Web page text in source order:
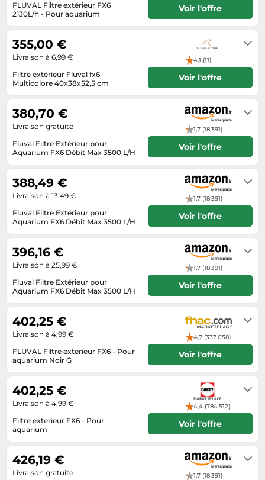
Taille-haies
Textiles de maison
Tondeuses
Tuyaux d'arrosage
Éclairage
Éviers
Informatique
Jeux électroniques
Lave-linge
Machines à coudre
Montres connectées
Objectifs photo
Ordinateurs portables
Photo
Reflex numériques
Réfrigérateurs
Sèche-linge
Tablettes tactiles
Tondeuses cheveux & barbe
Téléphonie
Téléviseurs
Télévision & vidéo
Vélos
Vêtements de sport
Équipement outdoor
FLUVAL Filtre extérieur FX6
2130L/h - Pour aquarium
Voir l'offre
Filtre extérieur Fluval fx6
Multicolore 40x38x52,5 cm
4,1 (11)
355,00 €
Livraison à 6,99 €
Voir l'offre
Fluval Filtre Extérieur pour
Aquarium FX6 Débit Max 3500 L/H
1,7 (18 391)
380,70 €
Livraison gratuite
Voir l'offre
Fluval Filtre Extérieur pour
Aquarium FX6 Débit Max 3500 L/H
1,7 (18 391)
388,49 €
Livraison à 13,49 €
Voir l'offre
Fluval Filtre Extérieur pour
Aquarium FX6 Débit Max 3500 L/H
1,7 (18 391)
396,16 €
Livraison à 25,99 €
Voir l'offre
FLUVAL Filtre exterieur FX6 - Pour
aquarium Noir G
4,7 (337 058)
402,25 €
Livraison à 4,99 €
Voir l'offre
Filtre exterieur FX6 - Pour
aquarium
4,4 (784 512)
402,25 €
Livraison à 4,99 €
Voir l'offre
1,7 (18 391)
426,19 €
Livraison gratuite